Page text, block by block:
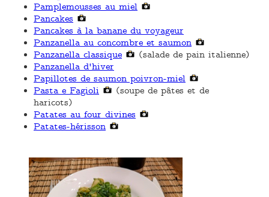
Pamplemousses au miel
Pancakes
Pancakes à la banane du voyageur
Panzanella au concombre et saumon
Panzanella classique
(salade de pain italienne)
Panzanella d'hiver
Papillotes de saumon poivron-miel
Pasta e Fagioli
(soupe de pâtes et de
haricots)
Patates au four divines
Patates-hérisson